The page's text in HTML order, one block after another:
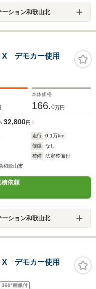
ーション和歌山北
X デモカー使用
本体価格
166.0万円
32,800円
走行 0.1万km
修復
なし
整備
法定整備付
和歌山市
積依頼
ーション和歌山北
X デモカー使用
360°画像付